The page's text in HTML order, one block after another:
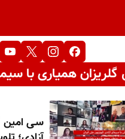
همیاری با
سـی امین